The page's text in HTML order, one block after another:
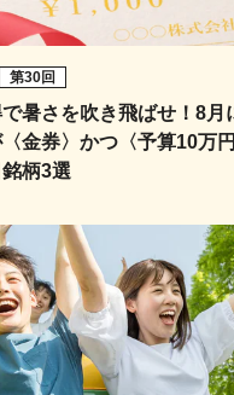
第30回
で暑さを吹き飛ばせ！8月
金券〉かつ〈予算10万
柄3選